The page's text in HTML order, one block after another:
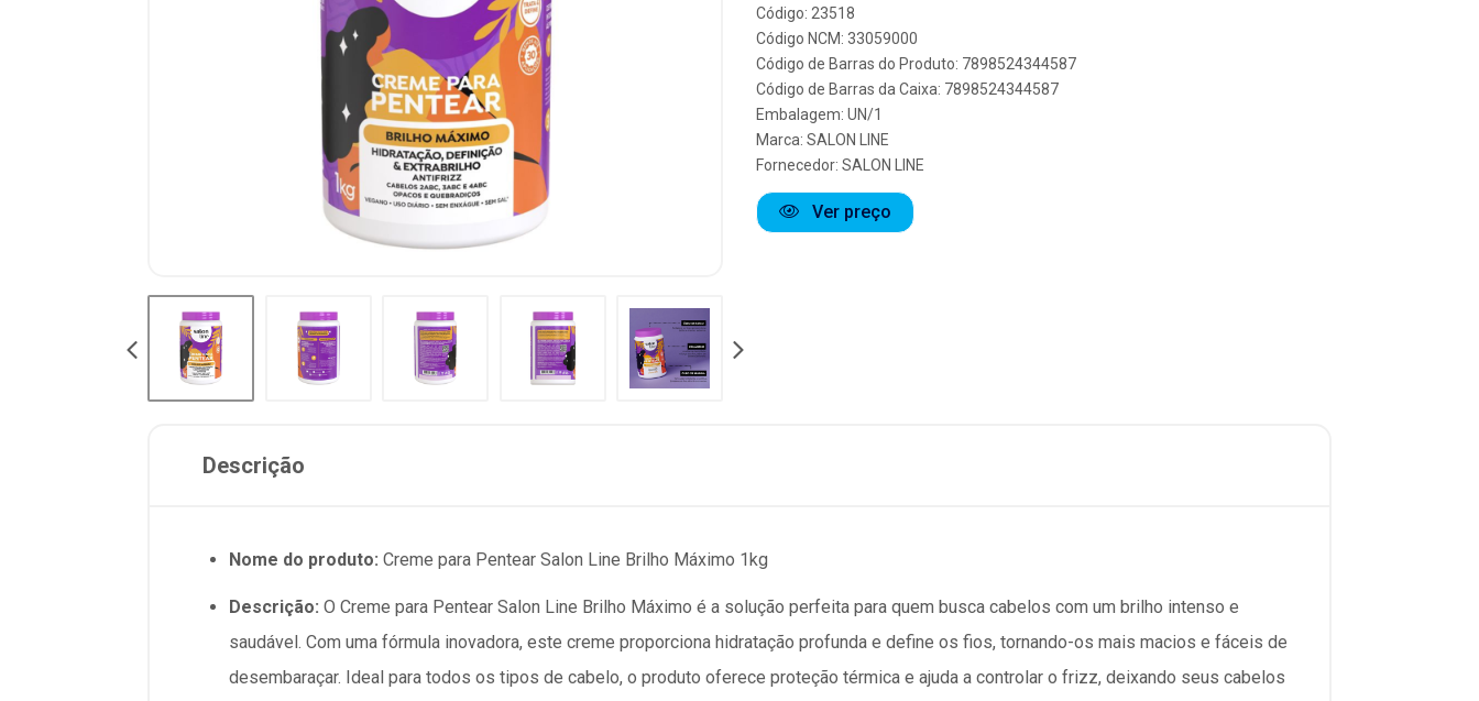
Código: 23518
Código NCM: 33059000
Código de Barras do Produto: 7898524344587
Código de Barras da Caixa: 7898524344587
Embalagem: UN/1
Marca: SALON LINE
Fornecedor: SALON LINE
Ver preço
Descrição
Nome do produto: Creme para Pentear Salon Line Brilho Máximo 1kg
Descrição: O Creme para Pentear Salon Line Brilho Máximo é a solução perfeita para quem busca cabelos com um brilho intenso e
saudável. Com uma fórmula inovadora, este creme proporciona hidratação profunda e define os fios, tornando-os mais macios e fáceis de
desembaraçar. Ideal para todos os tipos de cabelo, o produto oferece proteção térmica e ajuda a controlar o frizz, deixando seus cabelos